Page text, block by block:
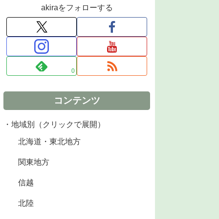
akiraをフォローする
0
コンテンツ
・地域別（クリックで展開）
北海道・東北地方
関東地方
信越
北陸